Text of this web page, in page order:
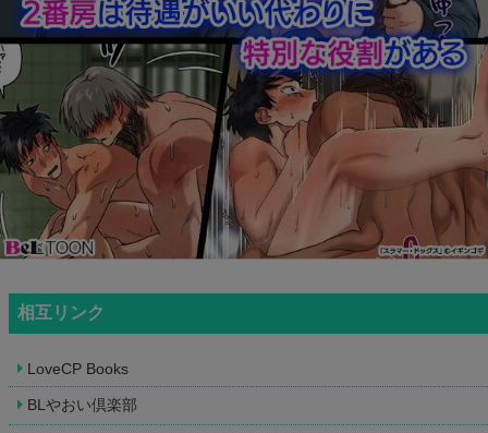
相互リンク
LoveCP Books
BLやおい倶楽部